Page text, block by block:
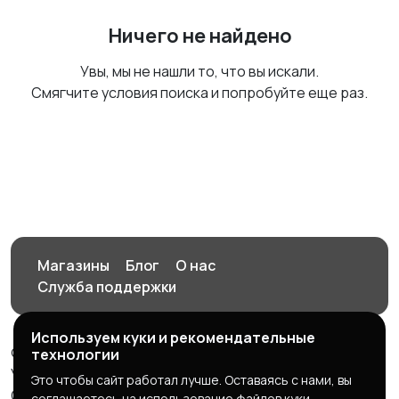
Ничего не найдено
Увы, мы не нашли то, что вы искали.
Смягчите условия поиска и попробуйте еще раз.
Магазины Блог
О нас
Служба поддержки
© 2026 Орен-АЙ - Авто | Недвижимость | Работа |
Услуги
Используем куки и рекомендательные
технологии
Это чтобы сайт работал лучше. Оставаясь с нами, вы